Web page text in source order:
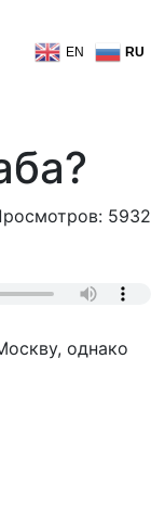
EN RU
5932
однако